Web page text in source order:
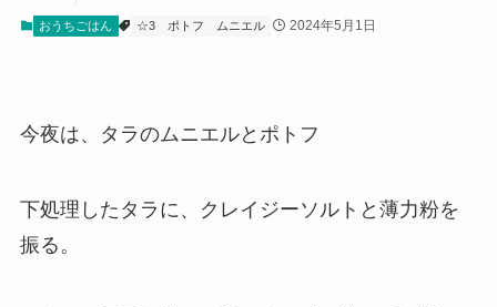
おうちごはん ☆3 ポトフ ムニエル 2024年5月1日
今夜は、タラのムニエルとポトフ
下処理したタラに、クレイジーソルトと薄力粉を
振る。